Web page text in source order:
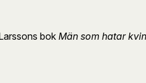
bokMän som hatar